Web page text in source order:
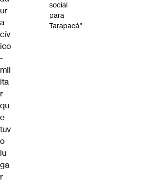
ur
a
cív
ico
-
mil
ita
r
qu
e
tuv
o
lu
ga
r
social
para
Tarapacá"